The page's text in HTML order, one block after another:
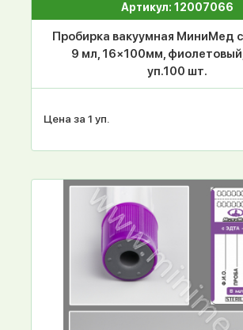
Артикул: 12007066
Пробирка вакуумная МиниМед
9 мл, 16×100мм,
уп.100 шт.
Цена за 1 уп.